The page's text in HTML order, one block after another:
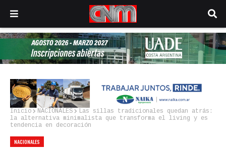
Inicio NACIONALES
Las sillas tradicionales quedan atrás:
la alternativa minimalista que transforma el living y es
tendencia en decoración
NACIONALES